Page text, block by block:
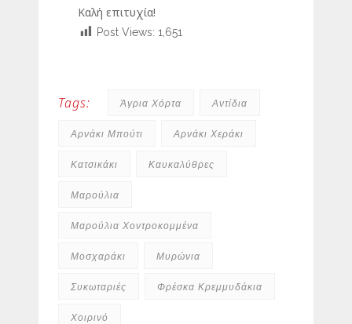
Καλή επιτυχία!
Post Views: 1,651
Tags: Άγρια Χόρτα Αντίδια
Αρνάκι Μπούτι Αρνάκι Χεράκι
Κατσικάκι Καυκαλύθρες
Μαρούλια
Μαρούλια Χοντροκομμένα
Μοσχαράκι Μυρώνια
Συκωταριές Φρέσκα Κρεμμυδάκια
Χοιρινό